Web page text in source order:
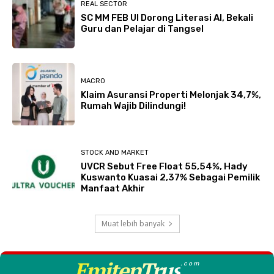
REAL SECTOR
SC MM FEB UI Dorong Literasi AI, Bekali
Guru dan Pelajar di Tangsel
MACRO
Klaim Asuransi Properti Melonjak 34,7%,
Rumah Wajib Dilindungi!
STOCK AND MARKET
UVCR Sebut Free Float 55,54%, Hady
Kuswanto Kuasai 2,37% Sebagai Pemilik
Manfaat Akhir
Muat lebih banyak
.com